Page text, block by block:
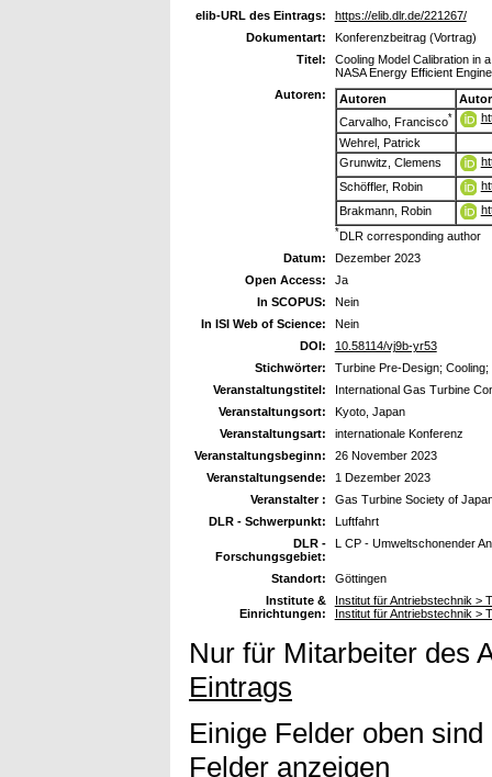
elib-URL des Eintrags:
https://elib.dlr.de/221267/
Dokumentart:
Konferenzbeitrag (Vortrag)
Titel:
Cooling Model Calibration in
NASA Energy Efficient
Autoren:
Autoren
Carvalho, Francisco*
Wehrel, Patrick
Grunwitz, Clemens
Schöffler, Robin
Brakmann, Robin
*DLR corresponding author
Datum:
Dezember 2023
Open Access:
Ja
In SCOPUS:
Nein
In ISI Web of Science:
Nein
DOI:
10.58114/vj9b-yr53
Stichwörter:
Turbine Pre-Design;
Veranstaltungstitel:
International Gas Turbine
Veranstaltungsort:
Kyoto, Japan
Veranstaltungsart:
internationale Konferenz
Veranstaltungsbeginn:
26 November 2023
Veranstaltungsende:
1 Dezember 2023
Veranstalter :
Gas Turbine Society of
DLR - Schwerpunkt:
Luftfahrt
DLR -
Forschungsgebiet:
L CP - Umweltschonender
Standort:
Göttingen
Institute &
Einrichtungen:
Institut für Antriebstechnik >
Institut für Antriebstechnik >
Nur für Mitarbeiter des
Eintrags
Einige Felder oben
Felder anzeigen